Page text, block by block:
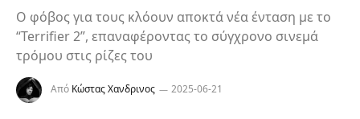
Ο φόβος για τους κλόουν αποκτά νέα ένταση με το
“Terrifier 2”, επαναφέροντας το σύγχρονο σινεμά
τρόμου στις ρίζες του
Από Κώστας Χανδρινος 2025-06-21